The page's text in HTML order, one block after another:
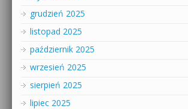
grudzień 2025
listopad 2025
październik 2025
wrzesień 2025
sierpień 2025
lipiec 2025